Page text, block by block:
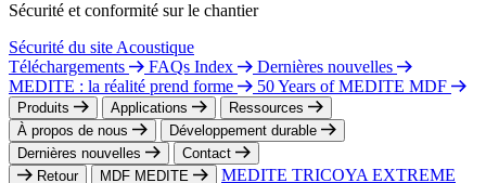
Sécurité et conformité sur le chantier
Sécurité du site Acoustique
Téléchargements
FAQs Index
Dernières nouvelles
MEDITE : la réalité prend forme
50 Years of MEDITE MDF
Produits Applications
Ressources
À propos de nous
Développement durable
Dernières nouvelles
Contact
Retour
MDF MEDITE MEDITE TRICOYA EXTREME